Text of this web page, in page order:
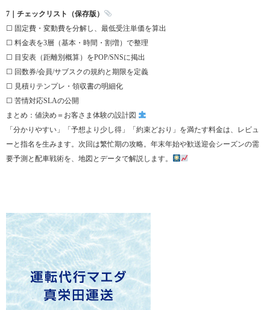
7｜チェックリスト（保存版）
☐ 固定費・変動費を分解し、最低受注単価を算出
☐ 料金表を3層（基本・時間・割増）で整理
☐ 目安表（距離別概算）をPOP/SNSに掲出
☐ 回数券/会員/サブスクの規約と期限を定義
☐ 見積りテンプレ・領収書の明細化
☐ 苦情対応SLAの公開
まとめ：値決め＝お客さま体験の設計図
「分かりやすい」「予想より少し得」「約束どおり」を満たす料金は、レビュ
ーと指名を生みます。次回は繁忙期の攻略。年末年始や歓送迎会シーズンの需
要予測と配車戦術を、地図とデータで解説します。